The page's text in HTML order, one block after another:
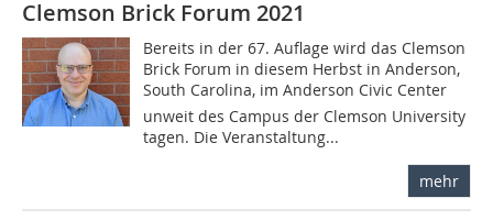
Clemson Brick Forum 2021
Bereits in der 67. Auflage wird das Clemson
Brick Forum in diesem Herbst in Anderson,
South Carolina, im Anderson Civic Center
unweit des Campus der Clemson University
tagen. Die Veranstaltung...
mehr